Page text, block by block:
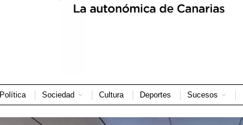
Política Sociedad Cultura Deportes Sucesos